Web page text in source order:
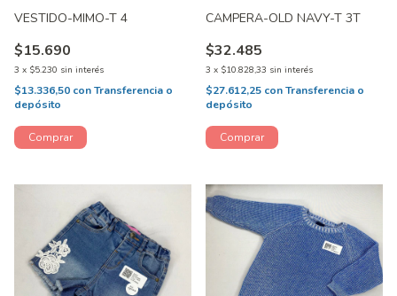
VESTIDO-MIMO-T 4
$15.690
3 x $5.230 sin interés
$13.336,50 conTransferencia o
depósito
CAMPERA-OLD NAVY-T 3T
$32.485
3 x $10.828,33 sin interés
$27.612,25 conTransferencia o
depósito